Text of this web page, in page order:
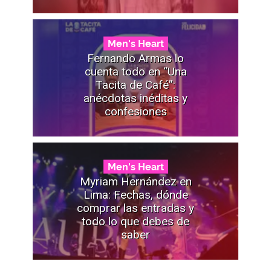
Men's Heart
Fernando Armas lo
cuenta todo en “Una
Tacita de Café”:
anécdotas inéditas y
confesiones
Men's Heart
Myriam Hernández en
Lima: Fechas, dónde
comprar las entradas y
todo lo que debes de
saber